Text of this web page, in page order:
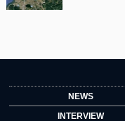
NEWS
INTERVIEW